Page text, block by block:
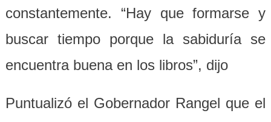
constantemente. “Hay que formarse y
buscar tiempo porque la sabiduría se
encuentra buena en los libros”, dijo
Puntualizó el Gobernador Rangel que el